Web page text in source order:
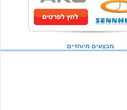
מבצעים מיוחדים